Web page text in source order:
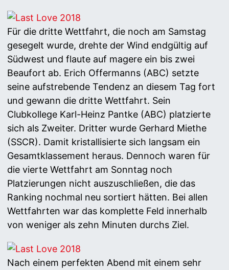
Für die dritte Wettfahrt, die noch am Samstag
gesegelt wurde, drehte der Wind endgültig auf
Südwest und flaute auf magere ein bis zwei
Beaufort ab. Erich Offermanns (ABC) setzte
seine aufstrebende Tendenz an diesem Tag fort
und gewann die dritte Wettfahrt. Sein
Clubkollege Karl-Heinz Pantke (ABC) platzierte
sich als Zweiter. Dritter wurde Gerhard Miethe
(SSCR). Damit kristallisierte sich langsam ein
Gesamtklassement heraus. Dennoch waren für
die vierte Wettfahrt am Sonntag noch
Platzierungen nicht auszuschließen, die das
Ranking nochmal neu sortiert hätten. Bei allen
Wettfahrten war das komplette Feld innerhalb
von weniger als zehn Minuten durchs Ziel.
Nach einem perfekten Abend mit einem sehr